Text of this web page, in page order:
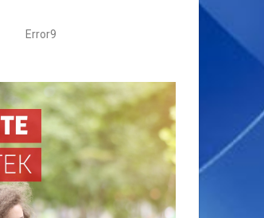
Error9